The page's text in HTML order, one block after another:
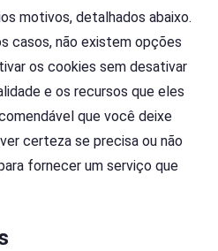
motivos, detalhados abaixo.
casos, não existem opções
os cookies sem desativar
e os recursos que eles
que você deixe
certeza se precisa ou não
fornecer um serviço que